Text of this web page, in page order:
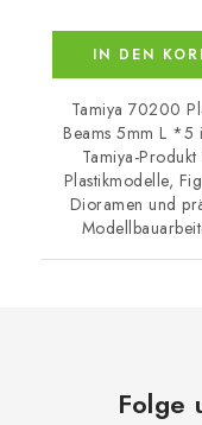
IN DEN
Tamiya 70200
Beams 5mm L *5
Tamiya-
Plastikmodelle,
Dioramen und
Folge